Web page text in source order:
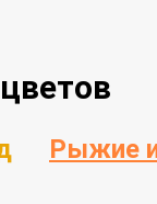
Рыжие